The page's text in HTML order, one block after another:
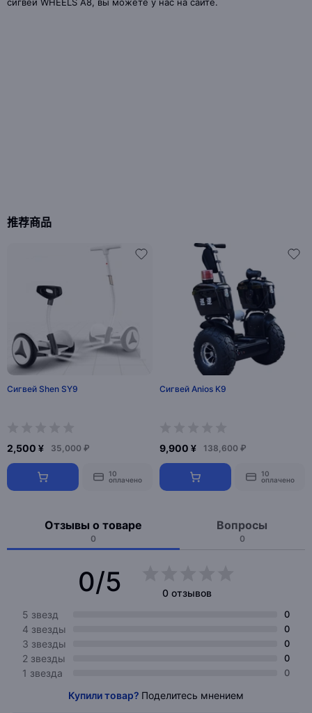
推荐商品
Сигвей Shen SY9
2,500 ¥ 35,000 ₽
10
оплачено
Сигвей Anios K9
9,900 ¥ 138,600 ₽
10
оплачено
Отзывы о товаре
0
Вопросы
0
0/5
0 отзывов
5 звезд
0
4 звезды 0
3 звезды 0
2 звезды 0
1 звезда 0
Купили товар? Поделитесь мнением